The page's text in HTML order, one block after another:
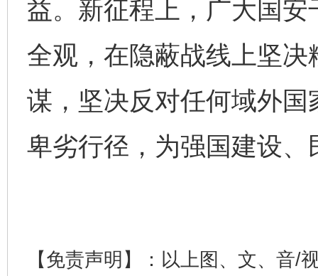
益。新征程上，广大国
全观，在隐蔽战线上坚
谋，坚决反对任何域外
卑劣行径，为强国建设
【免责声明】：以上图、文、音/
完善运行机制助力责任有效落实 一纸欠